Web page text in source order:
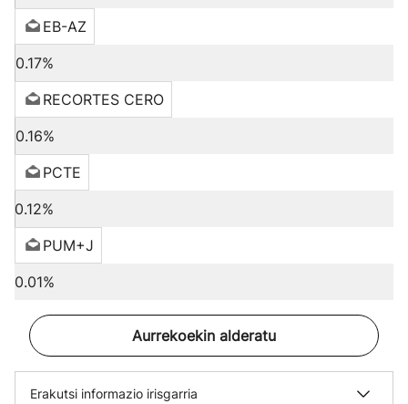
EB-AZ
0.17%
RECORTES CERO
0.16%
PCTE
0.12%
PUM+J
0.01%
Aurrekoekin alderatu
Erakutsi informazio irisgarria